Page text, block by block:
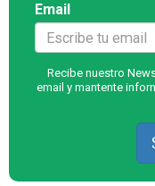
Email
Recibe nuestro
email y mantente